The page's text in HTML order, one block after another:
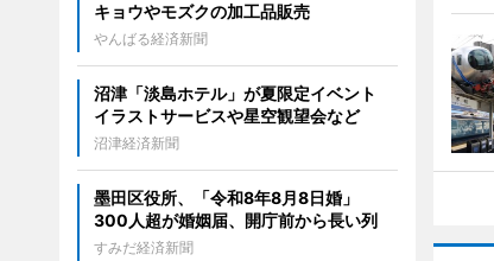
キョウやモズクの加工品販売
やんばる経済新聞
沼津「淡島ホテル」が夏限定イベント
イラストサービスや星空観望会など
沼津経済新聞
墨田区役所、「令和8年8月8日婚」
300人超が婚姻届、開庁前から長い列
すみだ経済新聞